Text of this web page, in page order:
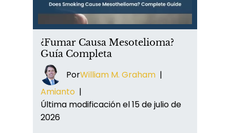
¿Fumar Causa Mesotelioma?
Guía Completa
PorWilliam M. Graham |
Amianto |
Última modificación el 15 de julio de
2026